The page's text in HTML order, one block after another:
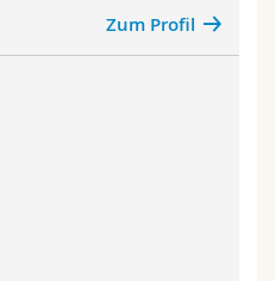
Zum Profil